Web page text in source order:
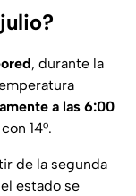
, durante la
a las 6:00
con 14°.
de la segunda
estado se